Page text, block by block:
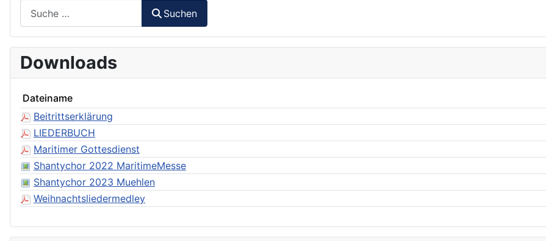
Suchen
Downloads
Dateiname
Beitrittserklärung
LIEDERBUCH
Maritimer Gottesdienst
Shantychor 2022 MaritimeMesse
Shantychor 2023 Muehlen
Weihnachtsliedermedley